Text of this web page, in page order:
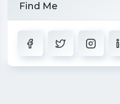
Find Me